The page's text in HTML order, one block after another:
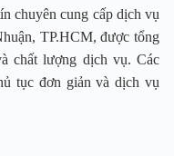
chuyên cung cấp dịch vụ
TP.HCM, được tổng
chất lượng dịch vụ. Các
tục đơn giản và dịch vụ